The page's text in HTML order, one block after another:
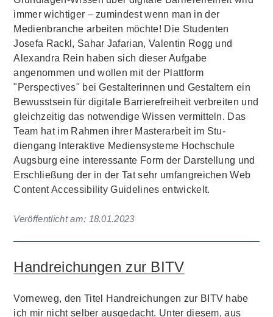
immer wichtiger – zumindest wenn man in der
Medienbranche arbeiten möchte! Die Studenten
Josefa Rackl, Sahar Jafarian, Valentin Rogg und
Alexandra Rein haben sich dieser Aufgabe
angenommen und wollen mit der Plattform
"Perspectives" bei Gestalterinnen und Gestaltern ein
Bewusstsein für digitale Barrierefreiheit verbreiten und
gleichzeitig das notwendige Wissen vermitteln. Das
Team hat im Rahmen ihrer Masterarbeit im Stu­
diengang Interaktive Mediensyste­me Hochschule
Augsburg eine interessante Form der Darstellung und
Erschließung der in der Tat sehr umfangreichen Web
Content Accessibility Guidelines entwickelt.
Veröffentlicht am: 18.01.2023
Handreichungen zur BITV
Vorneweg, den Titel Handreichungen zur BITV habe
ich mir nicht selber ausgedacht. Unter diesem, aus